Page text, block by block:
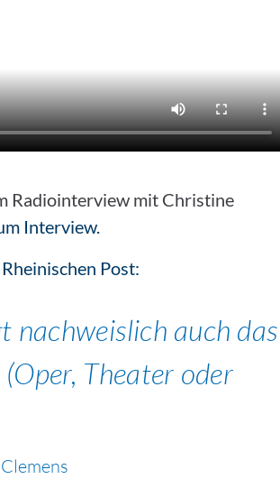
Radiointerview mit Christine
Interview.
Post:
nachweislich auch das
Theater oder